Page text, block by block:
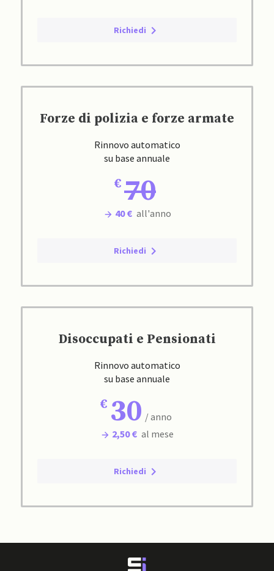
Richiedi
Forze di polizia e forze armate
Rinnovo automatico
su base annuale
70
40 € all'anno
Richiedi
Disoccupati e Pensionati
Rinnovo automatico
su base annuale
30 / anno
2,50 € al mese
Richiedi